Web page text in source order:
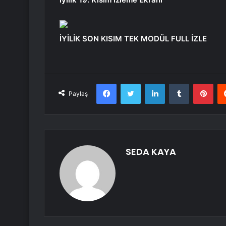
İYİLİK SON KISIM TEK MODÜL FULL İZLE
Paylaş
FacebookTwitter LinkedInTumblr
SEDA KAYA